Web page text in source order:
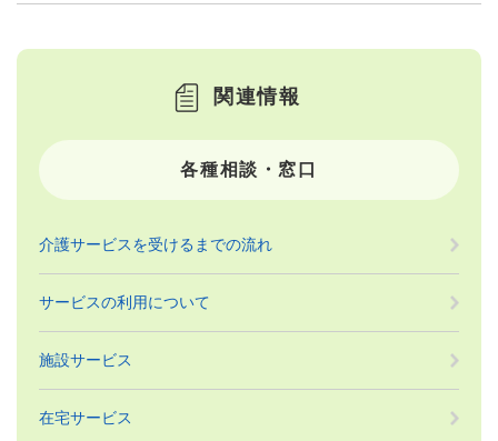
関連情報
各種相談・窓口
介護サービスを受けるまでの流れ
サービスの利用について
施設サービス
在宅サービス